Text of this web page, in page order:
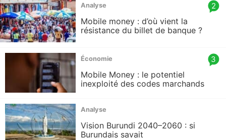
Analyse
article
count
2
Mobile money : d’où vient la
résistance du billet de banque ?
Économie
article
count
3
Mobile Money : le potentiel
inexploité des codes marchands
Analyse
Vision Burundi 2040–2060 : si
Burundais savait